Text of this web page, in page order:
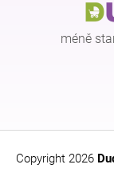
méně
Copyright 2026